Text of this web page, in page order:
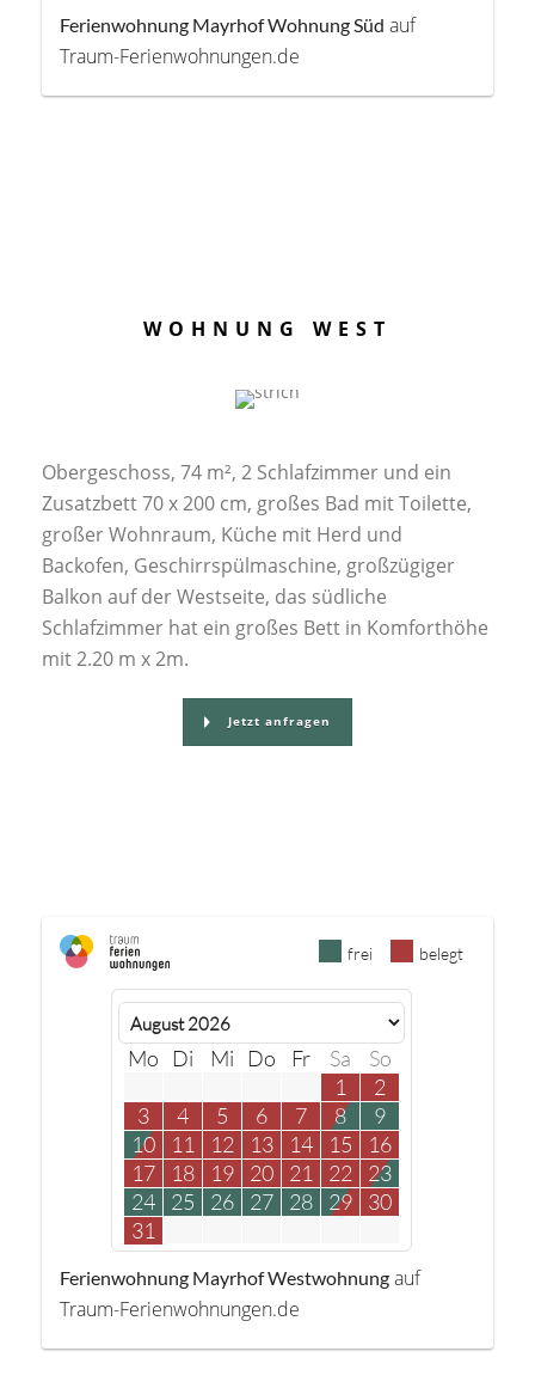
Ferienwohnung Mayrhof Wohnung Süd auf
Traum-Ferienwohnungen.de
WOHNUNG WEST
Obergeschoss, 74 m², 2 Schlafzimmer und ein
Zusatzbett 70 x 200 cm, großes Bad mit Toilette,
großer Wohnraum, Küche mit Herd und
Backofen, Geschirrspülmaschine, großzügiger
Balkon auf der Westseite, das südliche
Schlafzimmer hat ein großes Bett in Komforthöhe
mit 2.20 m x 2m.
Jetzt anfragen
frei belegt
Mo Di Mi Do Fr Sa
So
1
2
3
4 5 6 7 8
9
10
11 12 13 14 15
16
17
18 19 20 21 22
23
24
25 26 27 28 29
30
31
Ferienwohnung Mayrhof Westwohnung auf
Traum-Ferienwohnungen.de